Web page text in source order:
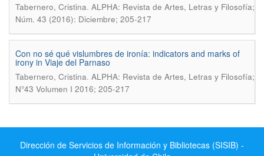
Tabernero, Cristina. ALPHA: Revista de Artes, Letras y Filosofía;
Núm. 43 (2016): Diciembre; 205-217
Con no sé qué vislumbres de ironía: indicators and marks of
irony in Viaje del Parnaso
Tabernero, Cristina. ALPHA: Revista de Artes, Letras y Filosofía;
N°43 Volumen I 2016; 205-217
Dirección de Servicios de Información y Bibliotecas (SISIB) -